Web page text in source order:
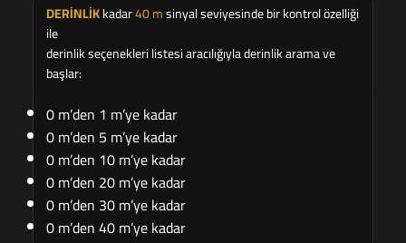
DERİNLİKkadar40 msinyal seviyesinde bir kontrol özelliği
ile
derinlik seçenekleri listesi aracılığıyla derinlik arama ve
başlar:
0 m’den 1 m’ye kadar
0 m’den 5 m’ye kadar
0 m’den 10 m’ye kadar
0 m’den 20 m’ye kadar
0 m’den 30 m’ye kadar
0 m’den 40 m’ye kadar